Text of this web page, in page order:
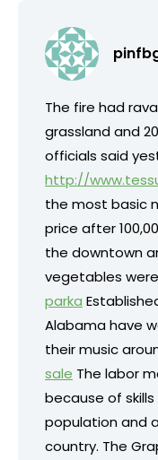
The fire had
grassland and
officials said
http://
the most basic
price after
the downtown
vegetables
parka
Alabama have
their music
sale The labor
because of
population and
country. The